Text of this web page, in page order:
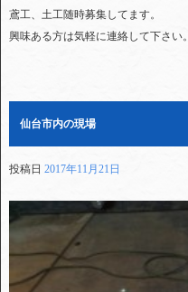
鳶工、土工随時募集してます。
興味ある方は気軽に連絡して下さい。
仙台市内の現場
投稿日 2017年11月21日